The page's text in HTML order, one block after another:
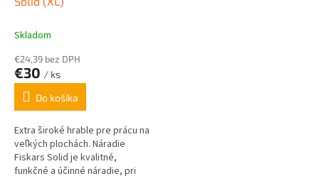
Skladom
€24,39 bez DPH
€30 / ks
Do košíka
Extra široké hrable pre prácu na
veľkých plochách. Náradie
Fiskars Solid je kvalitné,
funkčné a účinné náradie, pri